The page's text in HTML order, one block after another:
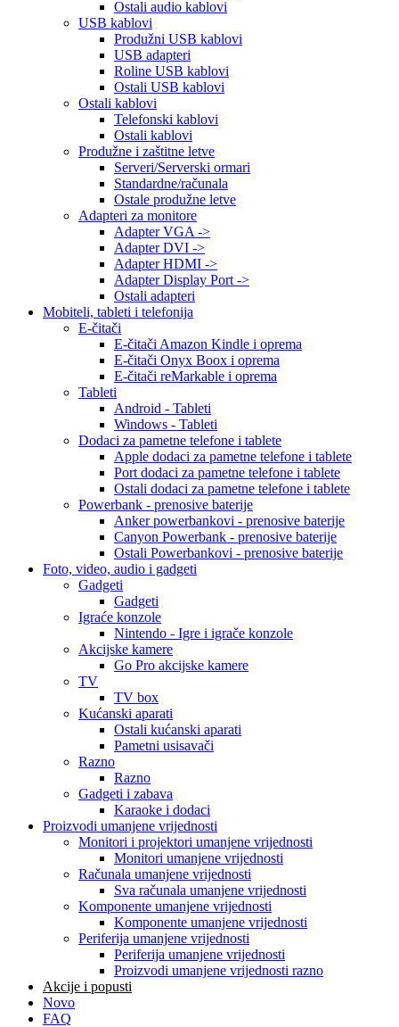
Ostali audio kablovi
USB kablovi
Produžni USB kablovi
USB adapteri
Roline USB kablovi
Ostali USB kablovi
Ostali kablovi
Telefonski kablovi
Ostali kablovi
Produžne i zaštitne letve
Serveri/Serverski ormari
Standardne/računala
Ostale produžne letve
Adapteri za monitore
Adapter VGA ->
Adapter DVI ->
Adapter HDMI ->
Adapter Display Port ->
Ostali adapteri
Mobiteli, tableti i telefonija
E-čitači
E-čitači Amazon Kindle i oprema
E-čitači Onyx Boox i oprema
E-čitači reMarkable i oprema
Tableti
Android - Tableti
Windows - Tableti
Dodaci za pametne telefone i tablete
Apple dodaci za pametne telefone i tablete
Port dodaci za pametne telefone i tablete
Ostali dodaci za pametne telefone i tablete
Powerbank - prenosive baterije
Anker powerbankovi - prenosive baterije
Canyon Powerbank - prenosive baterije
Ostali Powerbankovi - prenosive baterije
Foto, video, audio i gadgeti
Gadgeti
Gadgeti
Igraće konzole
Nintendo - Igre i igrače konzole
Akcijske kamere
Go Pro akcijske kamere
TV
TV box
Kućanski aparati
Ostali kućanski aparati
Pametni usisavači
Razno
Razno
Gadgeti i zabava
Karaoke i dodaci
Proizvodi umanjene vrijednosti
Monitori i projektori umanjene vrijednosti
Monitori umanjene vrijednosti
Računala umanjene vrijednosti
Sva računala umanjene vrijednosti
Komponente umanjene vrijednosti
Komponente umanjene vrijednosti
Periferija umanjene vrijednosti
Periferija umanjene vrijednosti
Proizvodi umanjene vrijednosti razno
Akcije i popusti
Novo
FAQ